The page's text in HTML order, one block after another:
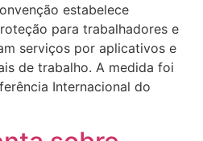
estabelece
para trabalhadores e
serviços por aplicativos e
de trabalho. A medida foi
Internacional do